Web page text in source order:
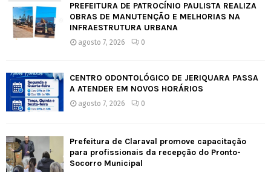
PREFEITURA DE PATROCÍNIO PAULISTA REALIZA
OBRAS DE MANUTENÇÃO E MELHORIAS NA
INFRAESTRUTURA URBANA
agosto 7, 2026 0
CENTRO ODONTOLÓGICO DE JERIQUARA PASSA
A ATENDER EM NOVOS HORÁRIOS
agosto 7, 2026 0
Prefeitura de Claraval promove capacitação
para profissionais da recepção do Pronto-
Socorro Municipal